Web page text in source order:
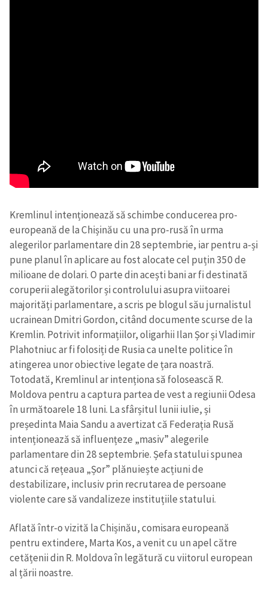
Kremlinul intenționează să schimbe conducerea pro-
europeană de la Chișinău cu una pro-rusă în urma
alegerilor parlamentare din 28 septembrie, iar pentru a-și
pune planul în aplicare au fost alocate cel puțin 350 de
milioane de dolari. O parte din acești bani ar fi destinată
coruperii alegătorilor și controlului asupra viitoarei
majorități parlamentare, a scris pe blogul său jurnalistul
ucrainean Dmitri Gordon, citând documente scurse de la
Kremlin. Potrivit informațiilor, oligarhii Ilan Șor și Vladimir
Plahotniuc ar fi folosiți de Rusia ca unelte politice în
atingerea unor obiective legate de țara noastră.
Totodată, Kremlinul ar intenționa să folosească R.
Moldova pentru a captura partea de vest a regiunii Odesa
în următoarele 18 luni. La sfârșitul lunii iulie, și
președinta Maia Sandu a avertizat că Federația Rusă
intenționează să influențeze „masiv” alegerile
parlamentare din 28 septembrie. Șefa statului spunea
atunci că rețeaua „Șor” plănuiește acțiuni de
destabilizare, inclusiv prin recrutarea de persoane
violente care să vandalizeze instituțiile statului.
Aflată într-o vizită la Chișinău, comisara europeană
pentru extindere, Marta Kos, a venit cu un apel către
cetățenii din R. Moldova în legătură cu viitorul european
al țării noastre.